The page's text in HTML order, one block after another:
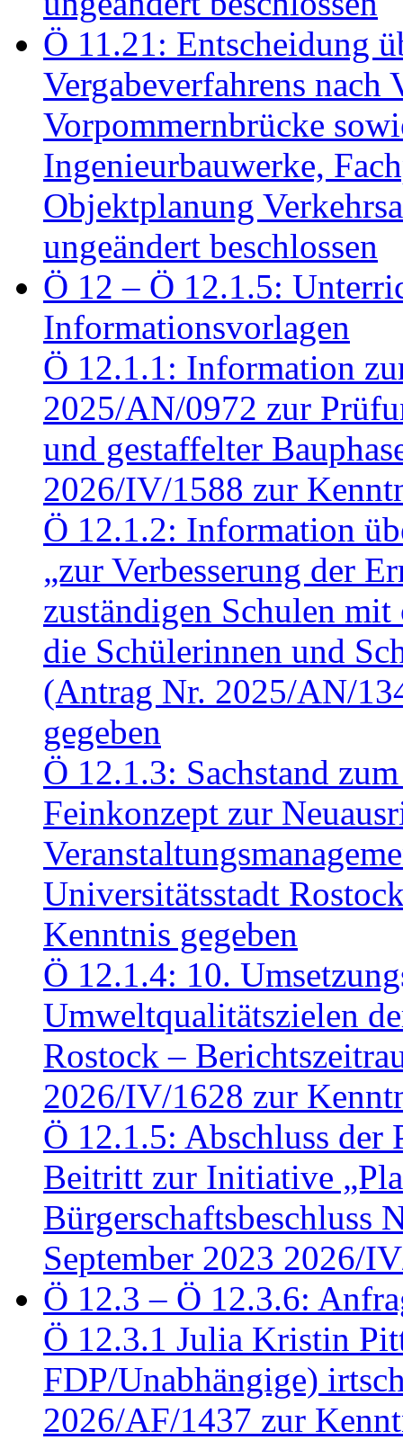
Ö 11.21: Entscheidung
Vergabeverfahrens
Vorpommernbrücke
Ingenieurbauwerke,
Objektplanung
ungeändert beschlossen
Ö 12 – Ö 12.1.5:
Informationsvorlagen
Ö 12.1.1: Information
2025/AN/0972 zur
und gestaffelter
2026/IV/1588 zur
Ö 12.1.2: Information
„zur Verbesserung der
zuständigen Schulen
die Schülerinnen und
(Antrag Nr. 2025/AN/
gegeben
Ö 12.1.3: Sachstand
Feinkonzept zur
Universitätsstadt
Kenntnis gegeben
Ö 12.1.4: 10.
Umweltqualitätszielen
Rostock –
2026/IV/1628 zur
Ö 12.1.5: Abschluss der
Beitritt zur Initiative
Bürgerschaftsbeschluss
September 2023 2026/
Ö 12.3 – Ö 12.3.6:
Ö 12.3.1 Julia Kristin
FDP/Unabhängige)
2026/AF/1437 zur